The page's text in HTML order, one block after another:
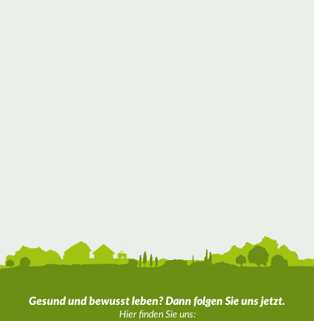
Gesund und bewusst leben? Dann folgen Sie uns jetzt.
Hier finden Sie uns: